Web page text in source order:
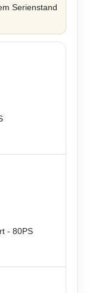
Serienstand
- 80PS